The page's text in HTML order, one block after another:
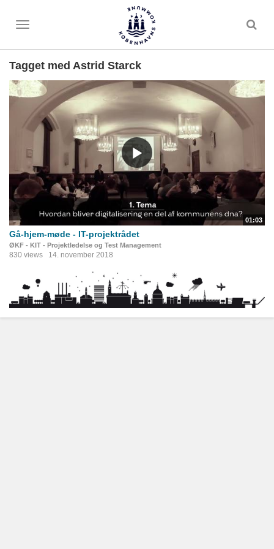
Toggle
Tagget med Astrid Starck
01:03
Gå-hjem-møde - IT-projektrådet
ØKF - KIT - Projektledelse og Test Management
830 views 14. november 2018